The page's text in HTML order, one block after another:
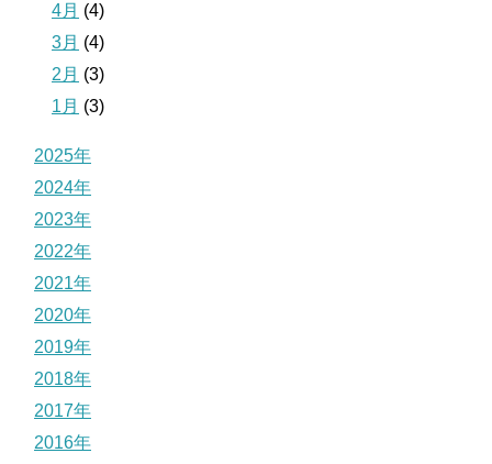
4月 (4)
3月 (4)
2月 (3)
1月 (3)
2025年
2024年
2023年
2022年
2021年
2020年
2019年
2018年
2017年
2016年